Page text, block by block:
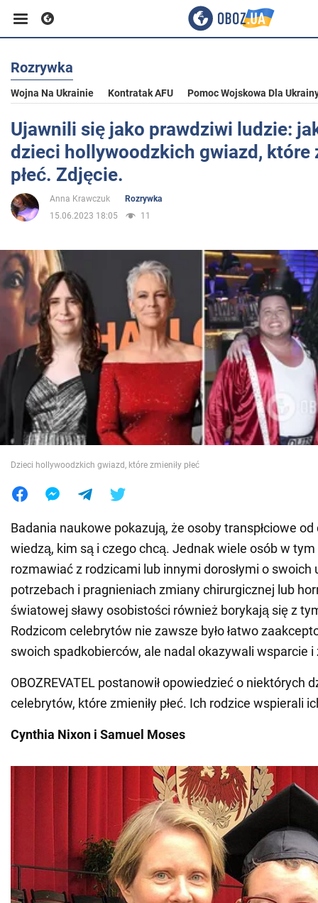
Biznes
Sport
Rozrywka
Życie
Polityka
Społeczeństwo
Wojna na Ukrainie
Świat
Jedzenie
Rozrywka
Wojna Na Ukrainie Kontratak AFU Pomoc Wojskowa Dla
Ujawnili się jako prawdziwi ludzie:
dzieci hollywoodzkich gwiazd, które
płeć. Zdjęcie.
Anna Krawczuk
Rozrywka
15.06.2023 18:05
11
Dzieci hollywoodzkich gwiazd, które zmieniły płeć
Badania naukowe pokazują, że osoby transpłciowe
wiedzą, kim są i czego chcą. Jednak wiele osób w
rozmawiać z rodzicami lub innymi dorosłymi o swoich
potrzebach i pragnieniach zmiany chirurgicznej lub
światowej sławy osobistości również borykają się z
Rodzicom celebrytów nie zawsze było łatwo
swoich spadkobierców, ale nadal okazywali wsparcie
OBOZREVATEL postanowił opowiedzieć o niektórych
celebrytów, które zmieniły płeć. Ich rodzice wspierali
Cynthia Nixon i Samuel Moses